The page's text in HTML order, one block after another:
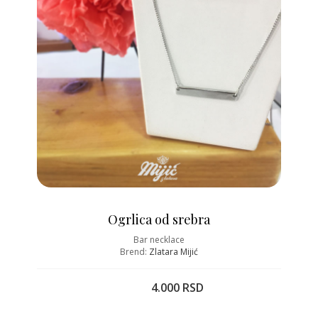
Ogrlica od srebra
Bar necklace
Brend: Zlatara Mijić
4.000 RSD